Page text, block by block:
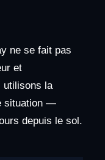
ne se fait pas
et
utilisons la
situation —
depuis le sol.